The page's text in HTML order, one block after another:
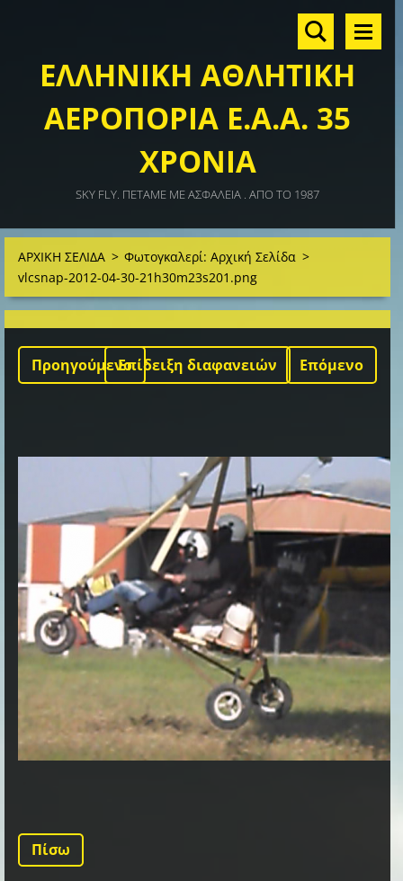
ΕΛΛΗΝΙΚΗ ΑΘΛΗΤΙΚΗ
ΑΕΡΟΠΟΡΙΑ Ε.Α.Α. 35
ΧΡΟΝΙΑ
SKY FLY. ΠΕΤΑΜΕ ΜΕ ΑΣΦΑΛΕΙΑ . ΑΠΟ ΤΟ 1987
ΑΡΧΙΚΗ ΣΕΛΙΔΑ > Φωτογκαλερί: Αρχική Σελίδα >
vlcsnap-2012-04-30-21h30m23s201.png
ΠροηγούμενοΕπίδειξη διαφανειών Επόμενο
Πίσω